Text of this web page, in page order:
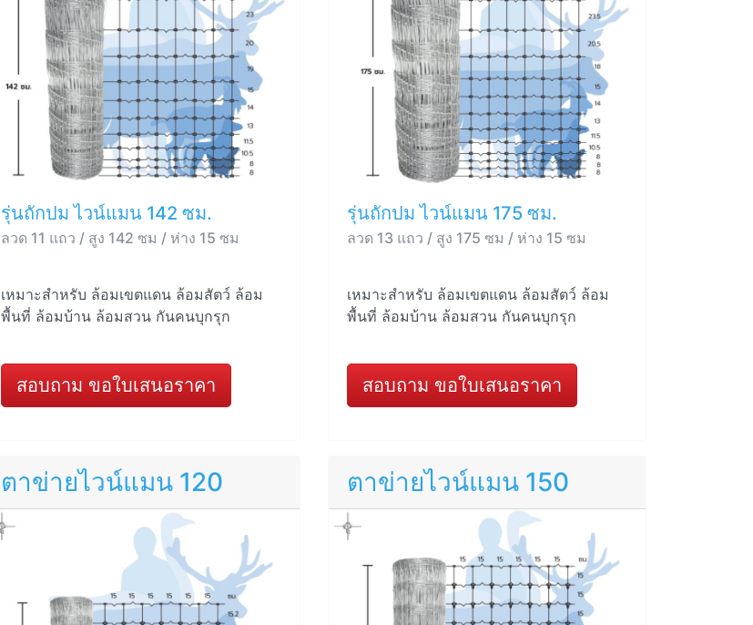
รุ่นถักปม ไวน์แมน 142 ซม.
ลวด 11 แถว / สูง 142 ซม / ห่าง 15 ซม
เหมาะสำหรับ ล้อมเขตแดน ล้อมสัตว์ ล้อม
พื้นที่ ล้อมบ้าน ล้อมสวน กันคนบุกรุก
สอบถาม ขอใบเสนอราคา
รุ่นถักปม ไวน์แมน 175 ซม.
ลวด 13 แถว / สูง 175 ซม / ห่าง 15 ซม
เหมาะสำหรับ ล้อมเขตแดน ล้อมสัตว์ ล้อม
พื้นที่ ล้อมบ้าน ล้อมสวน กันคนบุกรุก
สอบถาม ขอใบเสนอราคา
ตาข่ายไวน์แมน 120 ตาข่ายไวน์แมน 150